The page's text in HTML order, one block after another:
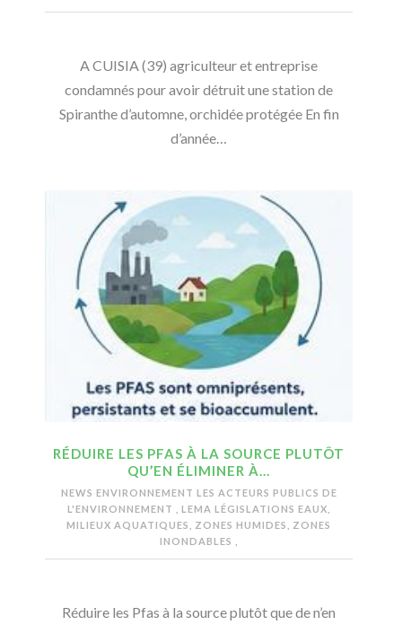
A CUISIA (39) agriculteur et entreprise
condamnés pour avoir détruit une station de
Spiranthe d’automne, orchidée protégée En fin
d’année…
RÉDUIRE LES PFAS À LA SOURCE PLUTÔT
QU’EN ÉLIMINER À…
NEWS ENVIRONNEMENT LES ACTEURS PUBLICS DE
L'ENVIRONNEMENT
LEMA LÉGISLATIONS EAUX,
MILIEUX AQUATIQUES, ZONES HUMIDES, ZONES
INONDABLES
Réduire les Pfas à la source plutôt que de n’en